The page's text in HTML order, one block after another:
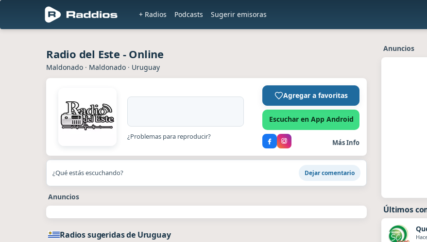
+ Radios Podcasts Sugerir emisoras
Radio del Este - Online
Maldonado · Maldonado · Uruguay
¿Problemas para reproducir?
Agregar a favoritas
Escuchar en App Android
Más Info
¿Qué estás escuchando? Dejar comentario
Anuncios
Radios sugeridas de Uruguay
Anuncios
Últimos